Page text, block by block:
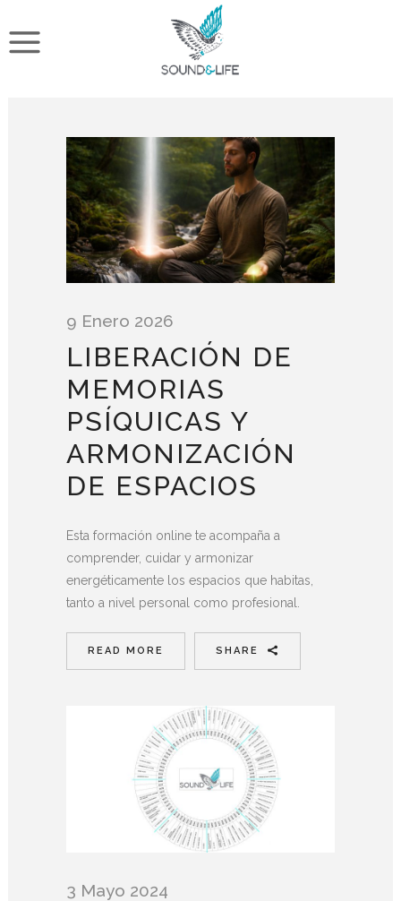
9 Enero 2026
LIBERACIÓN DE
MEMORIAS
PSÍQUICAS Y
ARMONIZACIÓN
DE ESPACIOS
Esta formación online te acompaña a
comprender, cuidar y armonizar
energéticamente los espacios que habitas,
tanto a nivel personal como profesional.
READ MORE SHARE
3 Mayo 2024